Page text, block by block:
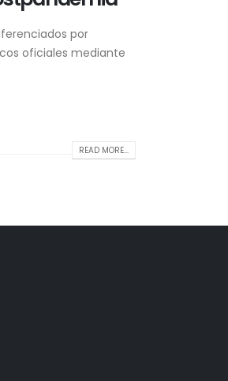
por
oficiales mediante
READ MORE...